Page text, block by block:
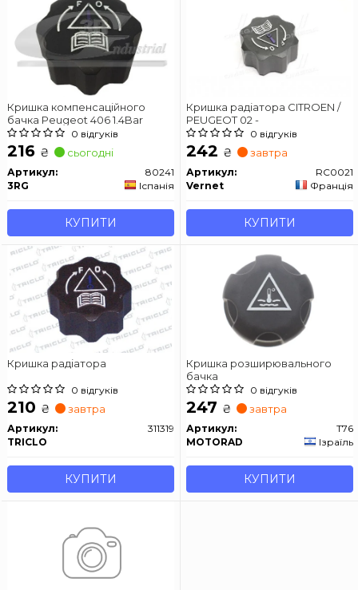
Кришка компенсаційного
бачка Peugeot 406 1.4Bar
0 відгуків
216 ₴ сьогодні
Артикул:
80241
3RG
Іспанія
КУПИТИ
Кришка радіатора CITROEN /
PEUGEOT 02 -
0 відгуків
242 ₴ завтра
Артикул:
RC0021
Vernet
Франція
КУПИТИ
Кришка радіатора
0 відгуків
210 ₴ завтра
Артикул:
311319
TRICLO
КУПИТИ
Кришка розширювального
бачка
0 відгуків
247 ₴ завтра
Артикул:
T76
MOTORAD
Ізраїль
КУПИТИ